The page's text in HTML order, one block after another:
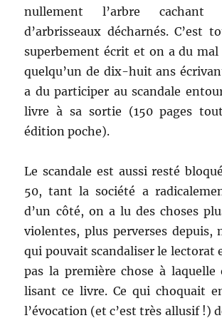
nullement l’arbre
d’arbrisseaux décharnés. C’est
superbement écrit et on a du mal
quelqu’un de dix-huit ans
a du participer au scandale
livre à sa sortie (150 pages
édition poche).
Le scandale est aussi resté
50, tant la société a
d’un côté, on a lu des choses
violentes, plus perverses depuis,
qui pouvait scandaliser le lectorat
pas la première chose à laquelle
lisant ce livre. Ce qui choquait
l’évocation (et c’est très allusif !)